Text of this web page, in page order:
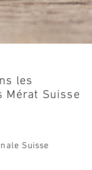
les
Mérat Suisse
Suisse